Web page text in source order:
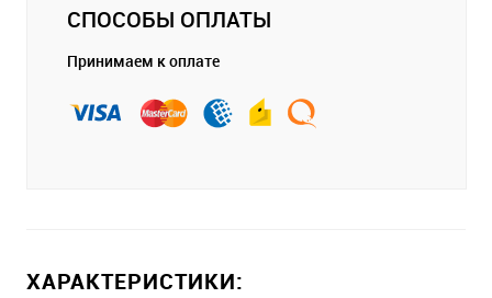
СПОСОБЫ ОПЛАТЫ
Принимаем к оплате
ХАРАКТЕРИСТИКИ: